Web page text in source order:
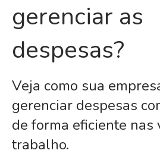
gerenciar as
despesas?
Veja como sua
gerenciar despesas
de forma eficiente nas
trabalho.